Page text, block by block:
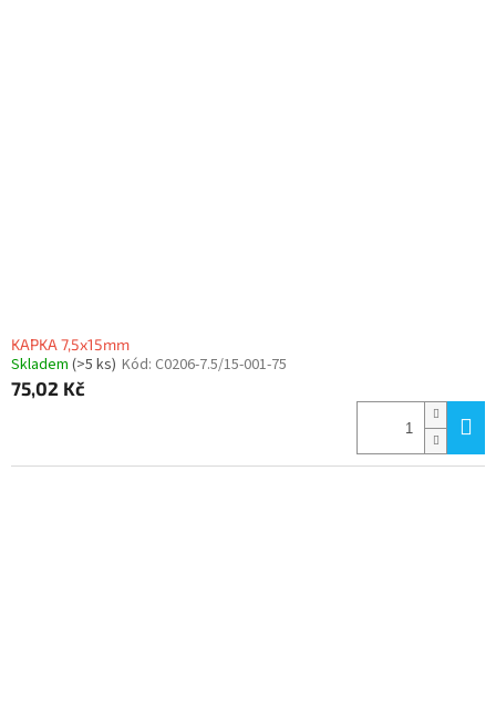
KAPKA 7,5x15mm
Skladem (>5 ks) Kód: C0206-7.5/15-001-75
75,02 Kč